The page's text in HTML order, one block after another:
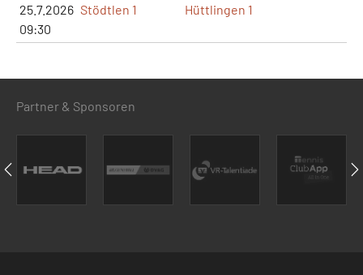
25.7.2026
09:30
Stödtlen 1
Hüttlingen 1
Partner & Sponsoren